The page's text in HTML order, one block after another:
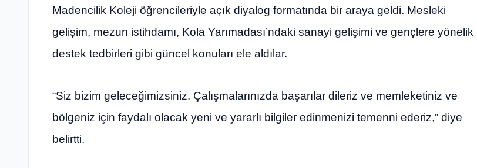
Madencilik Koleji öğrencileriyle açık diyalog formatında bir araya geldi. Mesleki
gelişim, mezun istihdamı, Kola Yarımadası’ndaki sanayi gelişimi ve gençlere yönelik
destek tedbirleri gibi güncel konuları ele aldılar.
“Siz bizim geleceğimizsiniz. Çalışmalarınızda başarılar dileriz ve memleketiniz ve
bölgeniz için faydalı olacak yeni ve yararlı bilgiler edinmenizi temenni ederiz,” diye
belirtti.